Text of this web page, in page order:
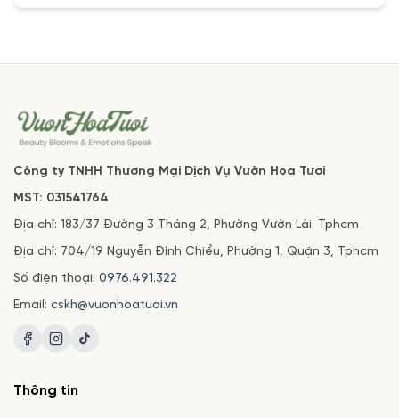
Công ty TNHH Thương Mại Dịch Vụ Vườn Hoa Tươi
MST: 031541764
Địa chỉ: 183/37 Đường 3 Tháng 2, Phường Vườn Lài. Tphcm
Địa chỉ: 704/19 Nguyễn Đình Chiểu, Phường 1, Quận 3, Tphcm
Số điện thoại: 0976.491.322
Email: cskh@vuonhoatuoi.vn
Thông tin